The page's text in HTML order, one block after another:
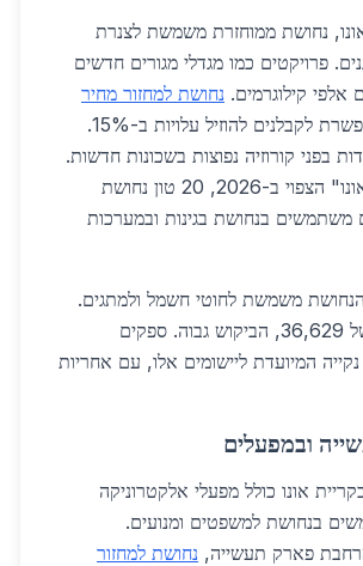
אונו, נחושת ממוחזרת משמשת לצנרת
פרויקטים כמו מגדלי מגורים חדשים
נחושת למחזור מחיר
מאפשרת לקבלנים להוזיל עלויות ב-15%.
בפני קורוזיה נפוצות בשכונות חדשות.
בפרויקט "נווה אונו" הצפוי ב-2026, 20 טון נחושת
משתמשים בנחושת בגינות ובמערכות
הנחושת משמשת לחוטי חשמל ולמתגים.
עם אוכלוסייה של 36,629, הביקוש גבוה. ספקים
המיועדת ליישומים אלו, עם אחריות
ובמפעלים
אונו כולל מפעלי אלקטרוניקה
בנחושת למשפטים ומנועים.
נחושת למחזור